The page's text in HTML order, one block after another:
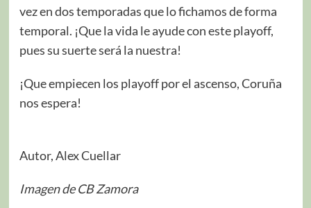
vez en dos temporadas que lo fichamos de forma
temporal. ¡Que la vida le ayude con este playoff,
pues su suerte será la nuestra!
¡Que empiecen los playoff por el ascenso, Coruña
nos espera!
Autor, Alex Cuellar
Imagen de CB Zamora